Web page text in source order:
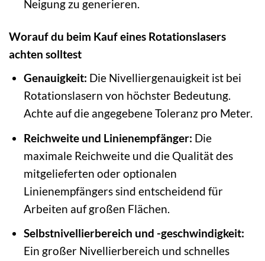
Neigung zu generieren.
Worauf du beim Kauf eines Rotationslasers
achten solltest
Genauigkeit: Die Nivelliergenauigkeit ist bei
Rotationslasern von höchster Bedeutung.
Achte auf die angegebene Toleranz pro Meter.
Reichweite und Linienempfänger: Die
maximale Reichweite und die Qualität des
mitgelieferten oder optionalen
Linienempfängers sind entscheidend für
Arbeiten auf großen Flächen.
Selbstnivellierbereich und -geschwindigkeit:
Ein großer Nivellierbereich und schnelles